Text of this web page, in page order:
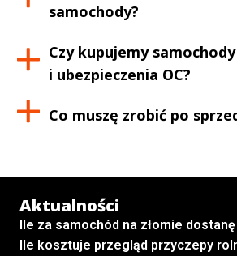
samochody?
Czy kupujemy
i ubezpieczenia OC?
Co muszę zrobić po
Aktualności
Ile za samochód na złomie
Ile kosztuje przegląd przyczepy